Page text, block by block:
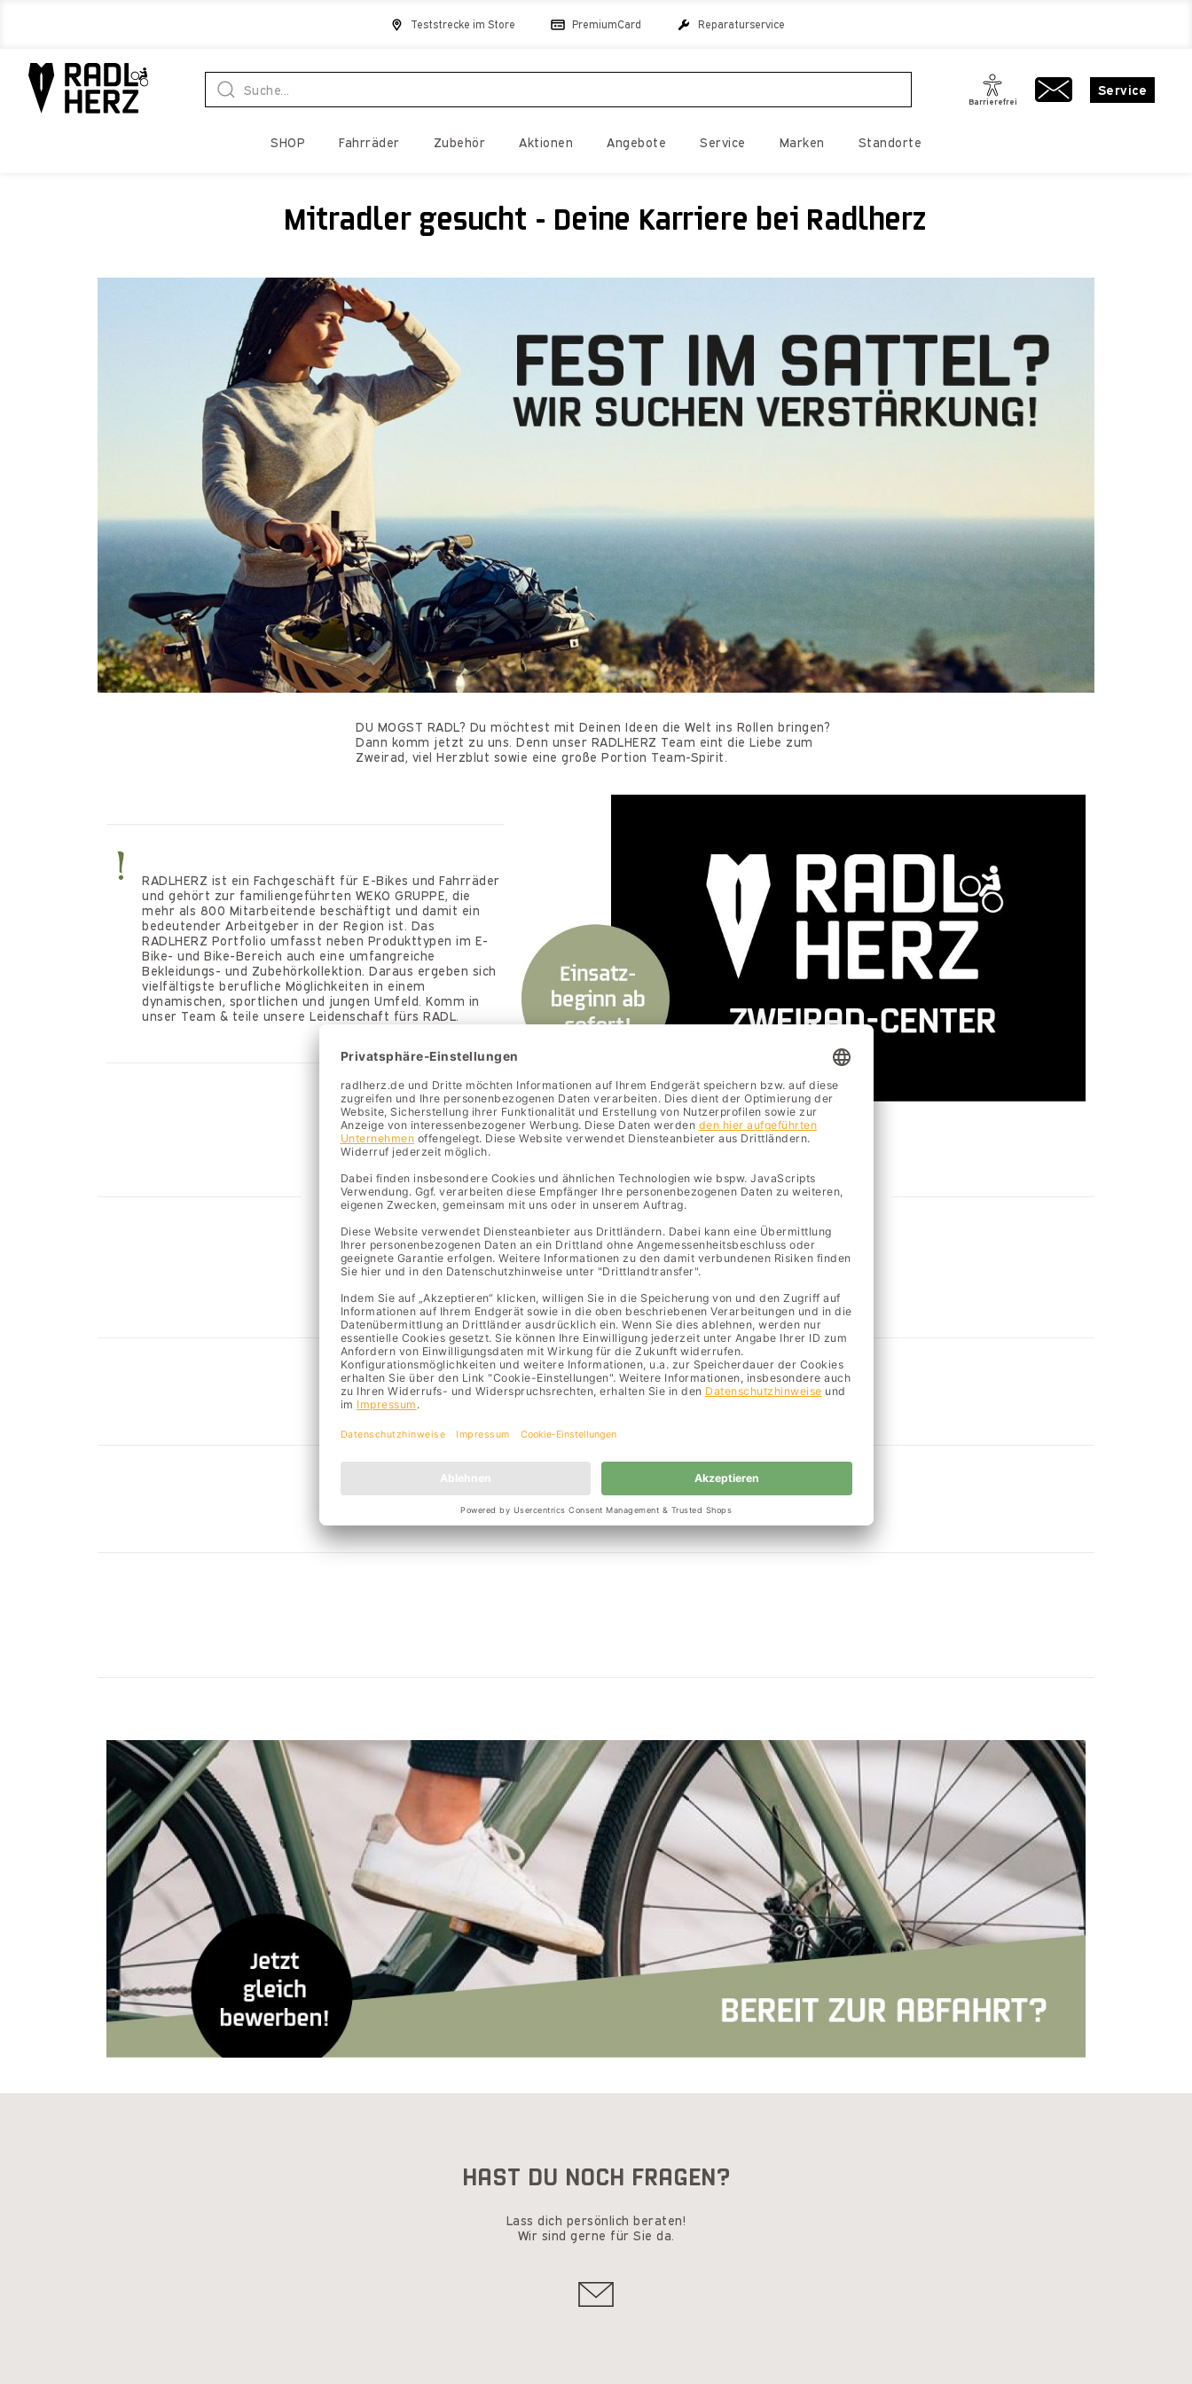
Teststrecke im Store PremiumCard Reparaturservice
Barrierefrei
Service
SHOP Fahrräder Zubehör Aktionen Angebote Service Marken Standorte
Mitradler gesucht - Deine Karriere bei Radlherz
DU MOGST RADL? Du möchtest mit Deinen Ideen die Welt ins Rollen bringen?
Dann komm jetzt zu uns. Denn unser RADLHERZ Team eint die Liebe zum
Zweirad, viel Herzblut sowie eine große Portion Team-Spirit.
RADLHERZ ist ein Fachgeschäft für E-Bikes und Fahrräder
und gehört zur familiengeführten WEKO GRUPPE, die
mehr als 800 Mitarbeitende beschäftigt und damit ein
bedeutender Arbeitgeber in der Region ist. Das
RADLHERZ Portfolio umfasst neben Produkttypen im E-
Bike- und Bike-Bereich auch eine umfangreiche
Bekleidungs- und Zubehörkollektion. Daraus ergeben sich
vielfältigste berufliche Möglichkeiten in einem
dynamischen, sportlichen und jungen Umfeld. Komm in
unser Team & teile unsere Leidenschaft fürs RADL.
Derzeit keine offenen Stellen verfügbar.
HAST DU NOCH FRAGEN?
Lass dich persönlich beraten!
Wir sind gerne für Sie da.